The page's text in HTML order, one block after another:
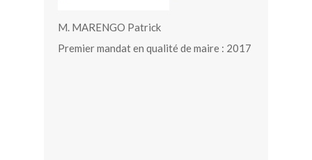
M. MARENGO Patrick
Premier mandat en qualité de maire : 2017